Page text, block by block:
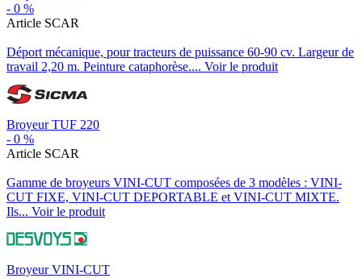
- 0 %
Article SCAR
Déport mécanique, pour tracteurs de puissance 60-90 cv. Largeur de
travail 2,20 m. Peinture cataphorèse.... Voir le produit
Broyeur TUF 220
- 0 %
Article SCAR
Gamme de broyeurs VINI-CUT composées de 3 modèles : VINI-
CUT FIXE, VINI-CUT DEPORTABLE et VINI-CUT MIXTE.
Ils... Voir le produit
Broyeur VINI-CUT